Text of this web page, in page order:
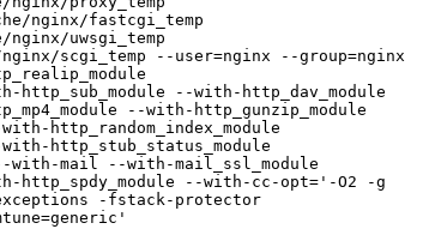
nginx/fastcgi_temp
uwsgi_temp
scgi_temp --user=nginx --group=nginx
--with-http_dav_module
--with-http_gunzip_module
http_random_index_module
http_stub_status_module
with-mail --with-mail_ssl_module
--with-cc-opt='-O2 -g
-fexceptions -fstack-protector